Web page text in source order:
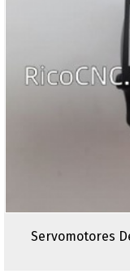
Servomotores